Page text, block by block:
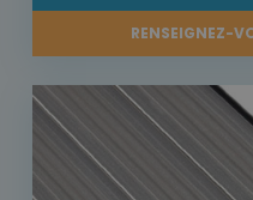
RENSEIGNEZ-